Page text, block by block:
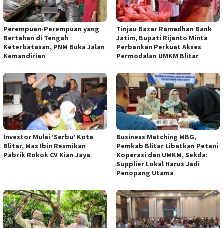
Perempuan-Perempuan yang
Bertahan di Tengah
Keterbatasan, PNM Buka Jalan
Kemandirian
Tinjau Bazar Ramadhan Bank
Jatim, Bupati Rijanto Minta
Perbankan Perkuat Akses
Permodalan UMKM Blitar
Investor Mulai ‘Serbu’ Kota
Blitar, Mas Ibin Resmikan
Pabrik Rokok CV Kian Jaya
Business Matching MBG,
Pemkab Blitar Libatkan Petani
Koperasi dan UMKM, Sekda:
Supplier Lokal Harus Jadi
Penopang Utama